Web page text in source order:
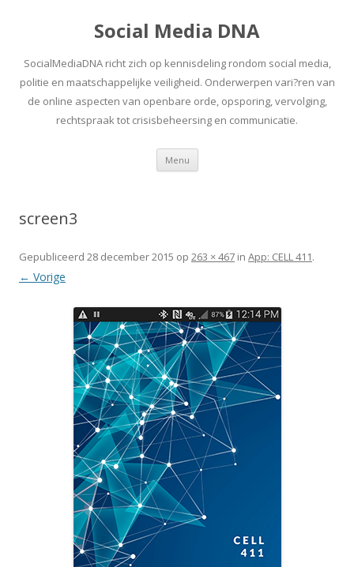
Social Media DNA
SocialMediaDNA richt zich op kennisdeling rondom social media,
politie en maatschappelijke veiligheid. Onderwerpen vari?ren van
de online aspecten van openbare orde, opsporing, vervolging,
rechtspraak tot crisisbeheersing en communicatie.
Menu Spring
inhoud
screen3
Gepubliceerd 28 december 2015 op 263 × 467 in App: CELL 411.
← Vorige